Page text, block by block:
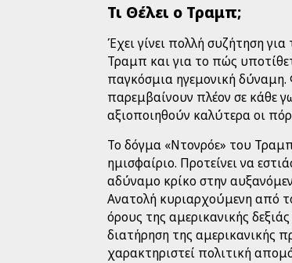
Τι Θέλει ο Τραμπ;
Έχει γίνει πολλή συζήτηση
Τραμπ και για το πώς
παγκόσμια ηγεμονική δύναμη.
παρεμβαίνουν πλέον σε κάθε
αξιοποιηθούν καλύτερα οι
Το δόγμα «Ντονρόε» του
ημισφαίριο. Προτείνει να
αδύναμο κρίκο στην
Ανατολή κυριαρχούμενη από
όρους της αμερικανικής
διατήρηση της αμερικανικής
χαρακτηριστεί πολιτική